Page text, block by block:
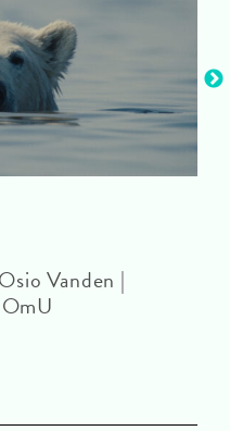
Vanden |